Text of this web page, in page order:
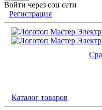
Войти через соц сети
Регистрация
Каталог товаров